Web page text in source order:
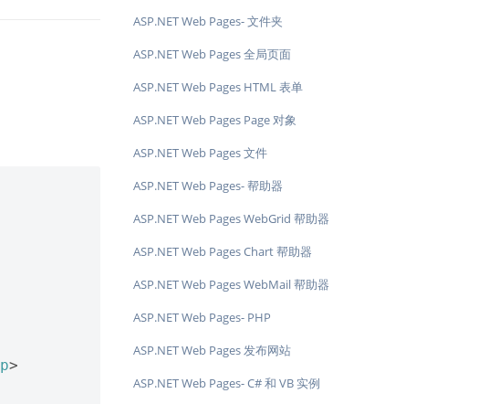
p>
ASP.NET Web Pages- 文件夹
ASP.NET Web Pages 全局页面
ASP.NET Web Pages HTML 表单
ASP.NET Web Pages Page 对象
ASP.NET Web Pages 文件
ASP.NET Web Pages- 帮助器
ASP.NET Web Pages WebGrid 帮助器
ASP.NET Web Pages Chart 帮助器
ASP.NET Web Pages WebMail 帮助器
ASP.NET Web Pages- PHP
ASP.NET Web Pages 发布网站
ASP.NET Web Pages- C# 和 VB 实例